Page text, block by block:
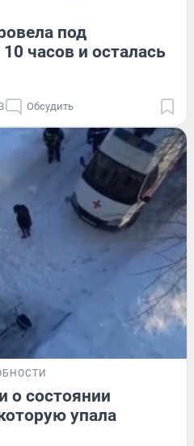
под
часов и осталась
Обсудить
о состоянии
упала